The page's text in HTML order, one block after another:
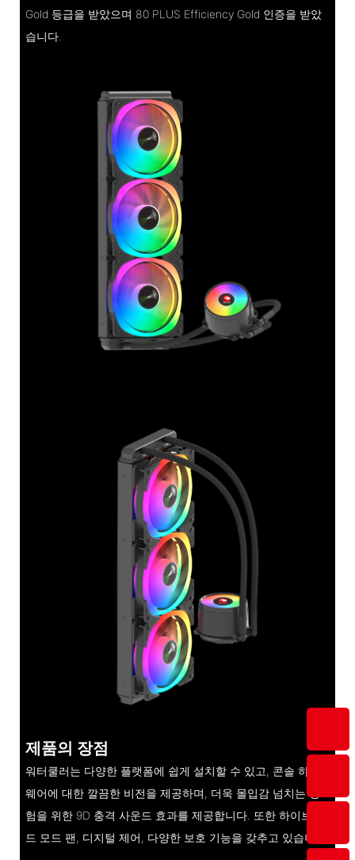
Gold 등급을 받았으며 80 PLUS Efficiency Gold 인증을 받았
습니다.
제품의 장점
워터쿨러는 다양한 플랫폼에 쉽게 설치할 수 있고, 콘솔 하드
웨어에 대한 깔끔한 비전을 제공하며, 더욱 몰입감 넘치는 경
험을 위한 9D 충격 사운드 효과를 제공합니다. 또한 하이브리
드 모드 팬, 디지털 제어, 다양한 보호 기능을 갖추고 있습니다.